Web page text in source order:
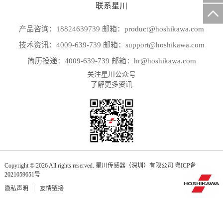
联系星川
产品咨询：18824639739 邮箱：product@hoshikawa.com
技术资讯：4009-639-739 邮箱：support@hoshikawa.com
简历投递：4009-639-739 邮箱：hr@hoshikawa.com
关注星川公众号
了解更多资讯
Copyright © 2026 All rights reserved. 星川传感器（深圳）有限公司 粤ICP备
2021059651号
隐私声明
| 友情链接